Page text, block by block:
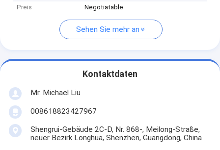
Preis
Negotiatable
Sehen Sie mehr an
Kontaktdaten
Mr. Michael Liu
008618823427967
Shengrui-Gebäude 2C-D, Nr. 868-, Meilong-Straße,
neuer Bezirk Longhua, Shenzhen, Guangdong, China